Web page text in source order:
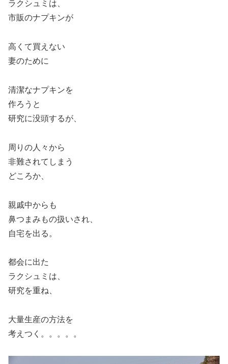
ラクシュミは、
市販のナプキンが
高くて買えない
妻のために
清潔なナプキンを
作ろうと
研究に没頭するが、
周りの人々から
非難されてしまう
どころか、
親戚中からも
鼻つまみもの扱いされ、
自宅を出る。
都会に出た
ラクシュミは、
研究を重ね、
大量生産の方法を
考えつく。。。。。